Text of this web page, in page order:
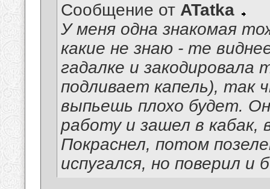
Сообщение от ATatka
У меня одна знакомая
какие не знаю - те
гадалке и
подливает капель), так
выпьешь плохо будет.
работу и зашел в кабак,
Покраснел, потом
испугался, но поверил и